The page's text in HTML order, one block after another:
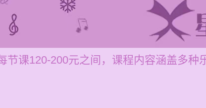
课120-200元之间，课程内容涵盖多种